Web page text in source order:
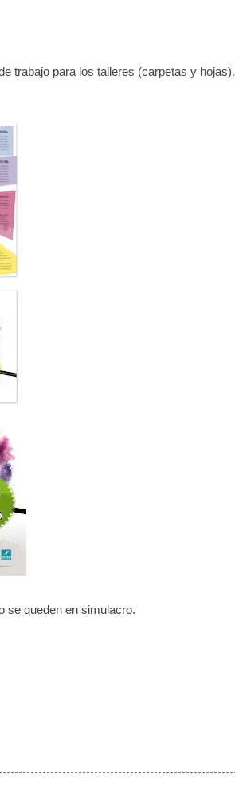
trabajo para los talleres (carpetas y hojas).
se queden en simulacro.